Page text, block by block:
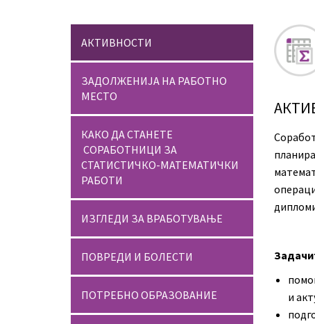
АКТИВНОСТИ
ЗАДОЛЖЕНИЈА НА РАБОТНО
МЕСТО
КАКО ДА СТАНЕТЕ
СОРАБОТНИЦИ ЗА
СТАТИСТИЧКО-МАТЕМАТИЧКИ
РАБОТИ
ИЗГЛЕДИ ЗА ВРАБОТУВАЊЕ
ПОВРЕДИ И БОЛЕСТИ
ПОТРЕБНО ОБРАЗОВАНИЕ
и